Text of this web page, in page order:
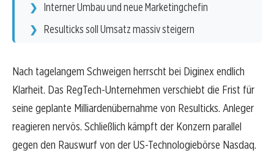
Interner Umbau und neue Marketingchefin
Resulticks soll Umsatz massiv steigern
Nach tagelangem Schweigen herrscht bei Diginex endlich
Klarheit. Das RegTech-Unternehmen verschiebt die Frist für
seine geplante Milliardenübernahme von Resulticks. Anleger
reagieren nervös. Schließlich kämpft der Konzern parallel
gegen den Rauswurf von der US-Technologiebörse Nasdaq.